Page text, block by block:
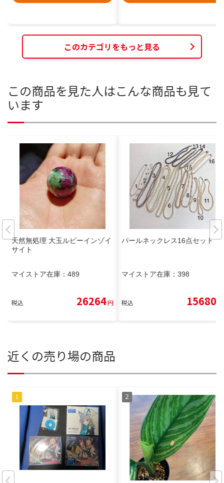
このカテゴリをもっと見る
この商品を見た人はこんな商品も見て
います
天然無処理 大玉ルビーインゾイ
サイト
マイストア在庫： 489
税込 26264円
パールネックレス16点セット
マイストア在庫： 398
税込 15680
近くの売り場の商品